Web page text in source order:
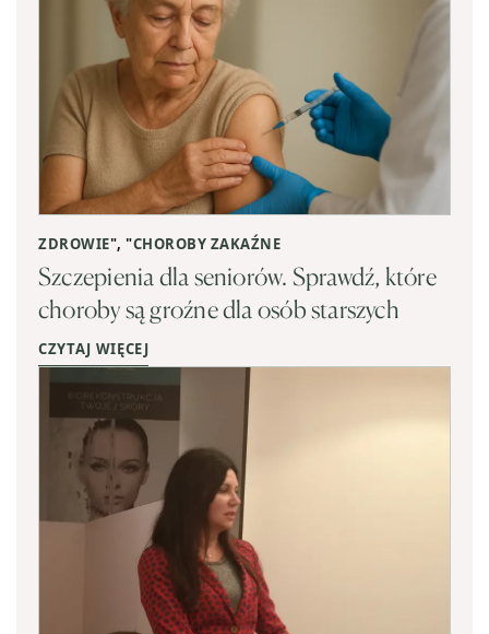
ZDROWIE", "CHOROBY ZAKAŹNE
Szczepienia dla seniorów. Sprawdź, które
choroby są groźne dla osób starszych
CZYTAJ WIĘCEJ